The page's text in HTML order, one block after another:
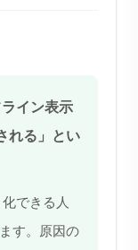
イン表示
れる」とい
できる人
す。原因の